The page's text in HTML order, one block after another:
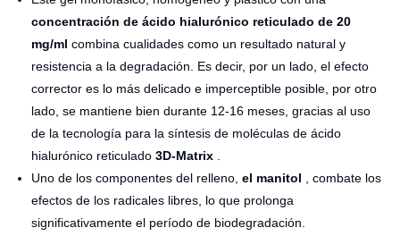
concentración de ácido hialurónico reticulado de 20
mg/ml combina cualidades como un resultado natural y
resistencia a la degradación. Es decir, por un lado, el efecto
corrector es lo más delicado e imperceptible posible, por otro
lado, se mantiene bien durante 12-16 meses, gracias al uso
de la tecnología para la síntesis de moléculas de ácido
hialurónico reticulado 3D-Matrix
Uno de los componentes del relleno, el manitol , combate los
efectos de los radicales libres, lo que prolonga
significativamente el período de biodegradación.